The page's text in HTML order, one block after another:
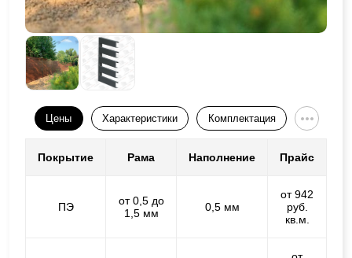
Цены Характеристики Комплектация
Покрытие Рама Наполнение Прайс
ПЭ
от 0,5 до
1,5 мм
0,5 мм
от 942
руб.
кв.м.